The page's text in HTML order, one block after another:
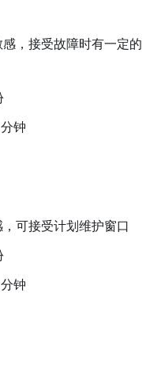
，接受故障时有一定的
钟
可接受计划维护窗口
钟